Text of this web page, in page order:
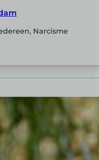
Narcisme